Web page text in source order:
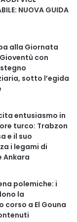
a un
egiziana
su
opponendosi
uno Stato chiave
il caos, non
NUOVA GUIDA
alla Giornata
con
sotto l’egida
entusiasmo in
turco: Trabzon
e il suo
i legami di
Ankara
polemiche: i
la
corso a El Gouna